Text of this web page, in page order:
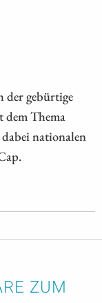
der gebürtige
Thema
dabei nationalen
ZUM